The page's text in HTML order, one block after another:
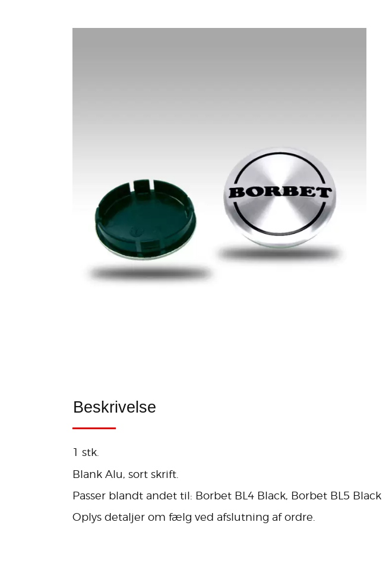
Beskrivelse
1 stk.
Blank Alu, sort skrift.
Passer blandt andet til: Borbet BL4 Black, Borbet BL5 Black
Oplys detaljer om fælg ved afslutning af ordre.